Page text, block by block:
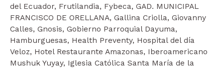
del Ecuador, Frutilandia, Fybeca, GAD. MUNICIPAL
FRANCISCO DE ORELLANA, Gallina Criolla, Giovanny
Calles, Gnosis, Gobierno Parroquial Dayuma,
Hamburguesas, Health Preventy, Hospital del día
Veloz, Hotel Restaurante Amazonas, Iberoamericano
Mushuk Yuyay, Iglesia Católica Santa María de la